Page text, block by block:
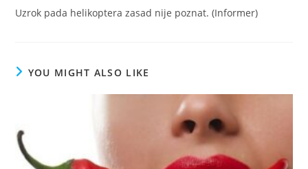
Uzrok pada helikoptera zasad nije poznat. (Informer)
YOU MIGHT ALSO LIKE